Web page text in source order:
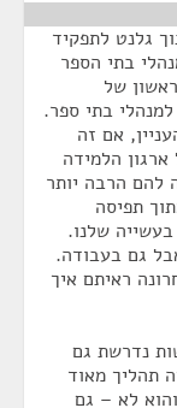
גלנט לתפקיד
בתי הספר
של
בתי ספר.
אם זה
הלמידה
להם הרבה יותר
תפיסה
שלנו.
גם בעבודה.
ראיתם איך
נדרשת גם
תהליך מאוד
לא – גם